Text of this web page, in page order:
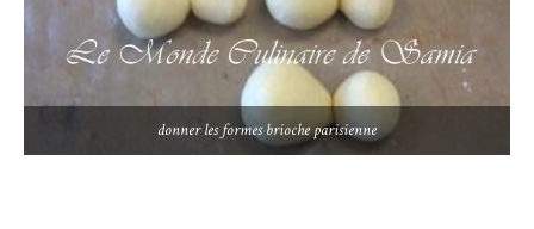
donner les formes brioche parisienne